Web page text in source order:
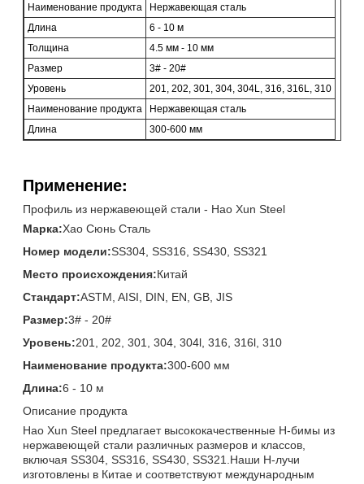
Наименование продукта
Нержавеющая сталь
Длина
6 - 10 м
Толщина
4.5 мм - 10 мм
Размер
3# - 20#
Уровень
201, 202, 301, 304, 304L, 316, 316L, 310
Наименование продукта
Нержавеющая сталь
Длина
300-600 мм
Применение:
Профиль из нержавеющей стали - Hao Xun Steel
Марка:Хао Сюнь Сталь
Номер модели:SS304, SS316, SS430, SS321
Место происхождения:Китай
Стандарт:ASTM, AISI, DIN, EN, GB, JIS
Размер:3# - 20#
Уровень:201, 202, 301, 304, 304l, 316, 316l, 310
Наименование продукта:300-600 мм
Длина:6 - 10 м
Описание продукта
Hao Xun Steel предлагает высококачественные H-бимы из
нержавеющей стали различных размеров и классов,
включая SS304, SS316, SS430, SS321.Наши H-лучи
изготовлены в Китае и соответствуют международным